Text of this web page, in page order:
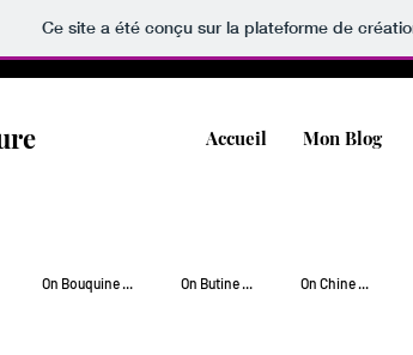
Ce site a été conçu sur la plateforme de
Accueil Mon Blog
On Bouquine ... On Butine ... On Chine ...